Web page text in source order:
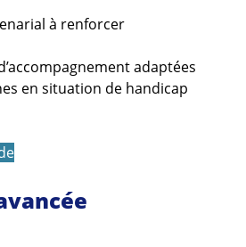
à renforcer
adaptées
en situation de handicap